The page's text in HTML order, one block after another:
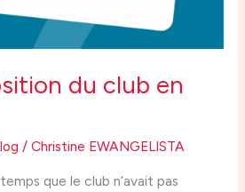
du club en
/ Christine EWANGELISTA
que le club n’avait pas